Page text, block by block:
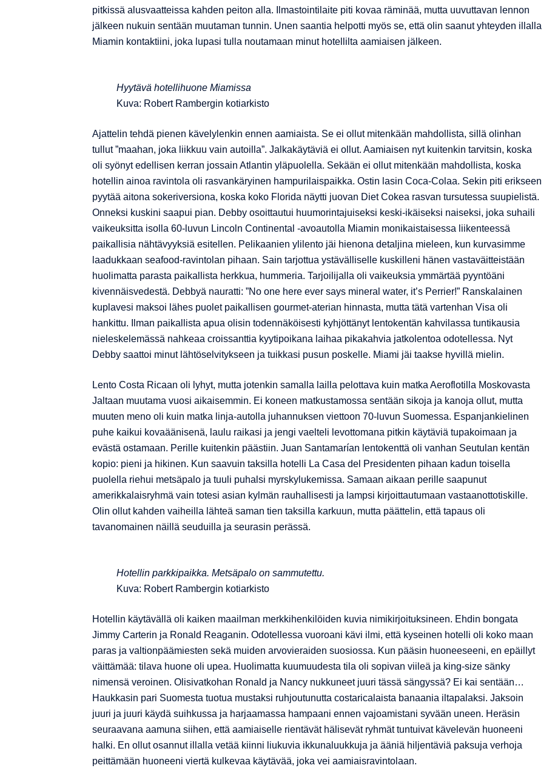
pitkissä alusvaatteissa kahden peiton alla. Ilmastointilaite piti kovaa räminää, mutta uuvuttavan lennon
jälkeen nukuin sentään muutaman tunnin. Unen saantia helpotti myös se, että olin saanut yhteyden illalla
Miamin kontaktiini, joka lupasi tulla noutamaan minut hotellilta aamiaisen jälkeen.
Hyytävä hotellihuone Miamissa
Kuva: Robert Rambergin kotiarkisto
Ajattelin tehdä pienen kävelylenkin ennen aamiaista. Se ei ollut mitenkään mahdollista, sillä olinhan
tullut ”maahan, joka liikkuu vain autoilla”. Jalkakäytäviä ei ollut. Aamiaisen nyt kuitenkin tarvitsin, koska
oli syönyt edellisen kerran jossain Atlantin yläpuolella. Sekään ei ollut mitenkään mahdollista, koska
hotellin ainoa ravintola oli rasvankäryinen hampurilaispaikka. Ostin lasin Coca-Colaa. Sekin piti erikseen
pyytää aitona sokeriversiona, koska koko Florida näytti juovan Diet Cokea rasvan tursutessa suupielistä.
Onneksi kuskini saapui pian. Debby osoittautui huumorintajuiseksi keski-ikäiseksi naiseksi, joka suhaili
vaikeuksitta isolla 60-luvun Lincoln Continental -avoautolla Miamin monikaistaisessa liikenteessä
paikallisia nähtävyyksiä esitellen. Pelikaanien ylilento jäi hienona detaljina mieleen, kun kurvasimme
laadukkaan seafood-ravintolan pihaan. Sain tarjottua ystävälliselle kuskilleni hänen vastaväitteistään
huolimatta parasta paikallista herkkua, hummeria. Tarjoilijalla oli vaikeuksia ymmärtää pyyntöäni
kivennäisvedestä. Debbyä nauratti: ”No one here ever says mineral water, it’s Perrier!” Ranskalainen
kuplavesi maksoi lähes puolet paikallisen gourmet-aterian hinnasta, mutta tätä vartenhan Visa oli
hankittu. Ilman paikallista apua olisin todennäköisesti kyhjöttänyt lentokentän kahvilassa tuntikausia
nieleskelemässä nahkeaa croissanttia kyytipoikana laihaa pikakahvia jatkolentoa odotellessa. Nyt
Debby saattoi minut lähtöselvitykseen ja tuikkasi pusun poskelle. Miami jäi taakse hyvillä mielin.
Lento Costa Ricaan oli lyhyt, mutta jotenkin samalla lailla pelottava kuin matka Aeroflotilla Moskovasta
Jaltaan muutama vuosi aikaisemmin. Ei koneen matkustamossa sentään sikoja ja kanoja ollut, mutta
muuten meno oli kuin matka linja-autolla juhannuksen viettoon 70-luvun Suomessa. Espanjankielinen
puhe kaikui kovaäänisenä, laulu raikasi ja jengi vaelteli levottomana pitkin käytäviä tupakoimaan ja
evästä ostamaan. Perille kuitenkin päästiin. Juan Santamarían lentokenttä oli vanhan Seutulan kentän
kopio: pieni ja hikinen. Kun saavuin taksilla hotelli La Casa del Presidenten pihaan kadun toisella
puolella riehui metsäpalo ja tuuli puhalsi myrskylukemissa. Samaan aikaan perille saapunut
amerikkalaisryhmä vain totesi asian kylmän rauhallisesti ja lampsi kirjoittautumaan vastaanottotiskille.
Olin ollut kahden vaiheilla lähteä saman tien taksilla karkuun, mutta päättelin, että tapaus oli
tavanomainen näillä seuduilla ja seurasin perässä.
Hotellin parkkipaikka. Metsäpalo on sammutettu.
Kuva: Robert Rambergin kotiarkisto
Hotellin käytävällä oli kaiken maailman merkkihenkilöiden kuvia nimikirjoituksineen. Ehdin bongata
Jimmy Carterin ja Ronald Reaganin. Odotellessa vuoroani kävi ilmi, että kyseinen hotelli oli koko maan
paras ja valtionpäämiesten sekä muiden arvovieraiden suosiossa. Kun pääsin huoneeseeni, en epäillyt
väittämää: tilava huone oli upea. Huolimatta kuumuudesta tila oli sopivan viileä ja king-size sänky
nimensä veroinen. Olisivatkohan Ronald ja Nancy nukkuneet juuri tässä sängyssä? Ei kai sentään…
Haukkasin pari Suomesta tuotua mustaksi ruhjoutunutta costaricalaista banaania iltapalaksi. Jaksoin
juuri ja juuri käydä suihkussa ja harjaamassa hampaani ennen vajoamistani syvään uneen. Heräsin
seuraavana aamuna siihen, että aamiaiselle rientävät hälisevät ryhmät tuntuivat kävelevän huoneeni
halki. En ollut osannut illalla vetää kiinni liukuvia ikkunaluukkuja ja ääniä hiljentäviä paksuja verhoja
peittämään huoneeni viertä kulkevaa käytävää, joka vei aamiaisravintolaan.